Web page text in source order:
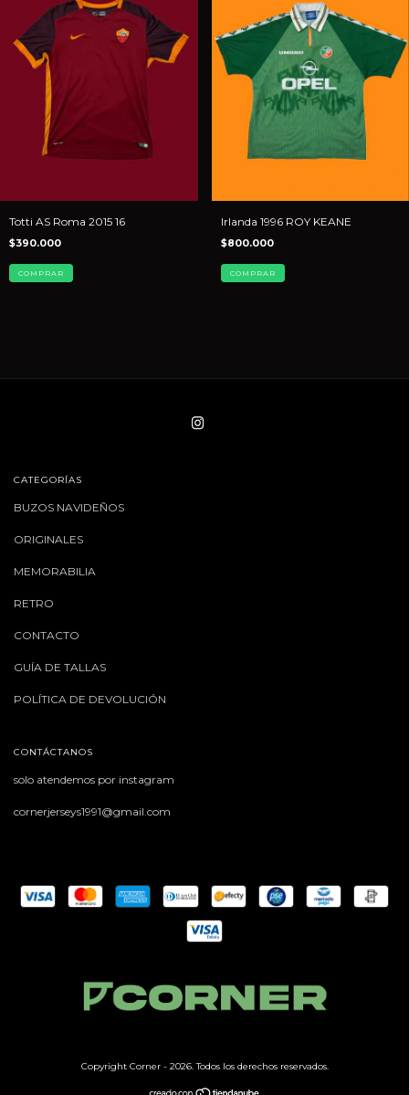
Totti AS Roma 2015 16
$390.000
COMPRAR
Irlanda 1996 ROY KEANE
$800.000
COMPRAR
CATEGORÍAS
BUZOS NAVIDEÑOS
ORIGINALES
MEMORABILIA
RETRO
CONTACTO
GUÍA DE TALLAS
POLÍTICA DE DEVOLUCIÓN
CONTÁCTANOS
solo atendemos por instagram
cornerjerseys1991@gmail.com
Copyright Corner - 2026. Todos los derechos reservados.